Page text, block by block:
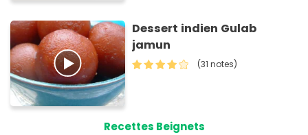
Dessert indien Gulab
jamun
(31 notes)
Recettes Beignets